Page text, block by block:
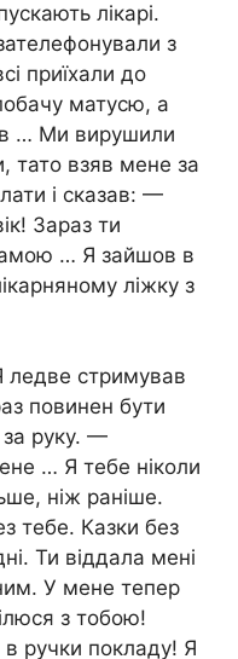
лікарі.
з
приїхали до
матусю, а
… Ми вирушили
тато взяв мене за
і сказав: —
Зараз ти
… Я зайшов в
ліжку з
ледве стримував
повинен бути
за руку. —
… Я тебе ніколи
ніж раніше.
тебе. Казки без
Ти віддала мені
У мене тепер
з тобою!
в ручки покладу! Я